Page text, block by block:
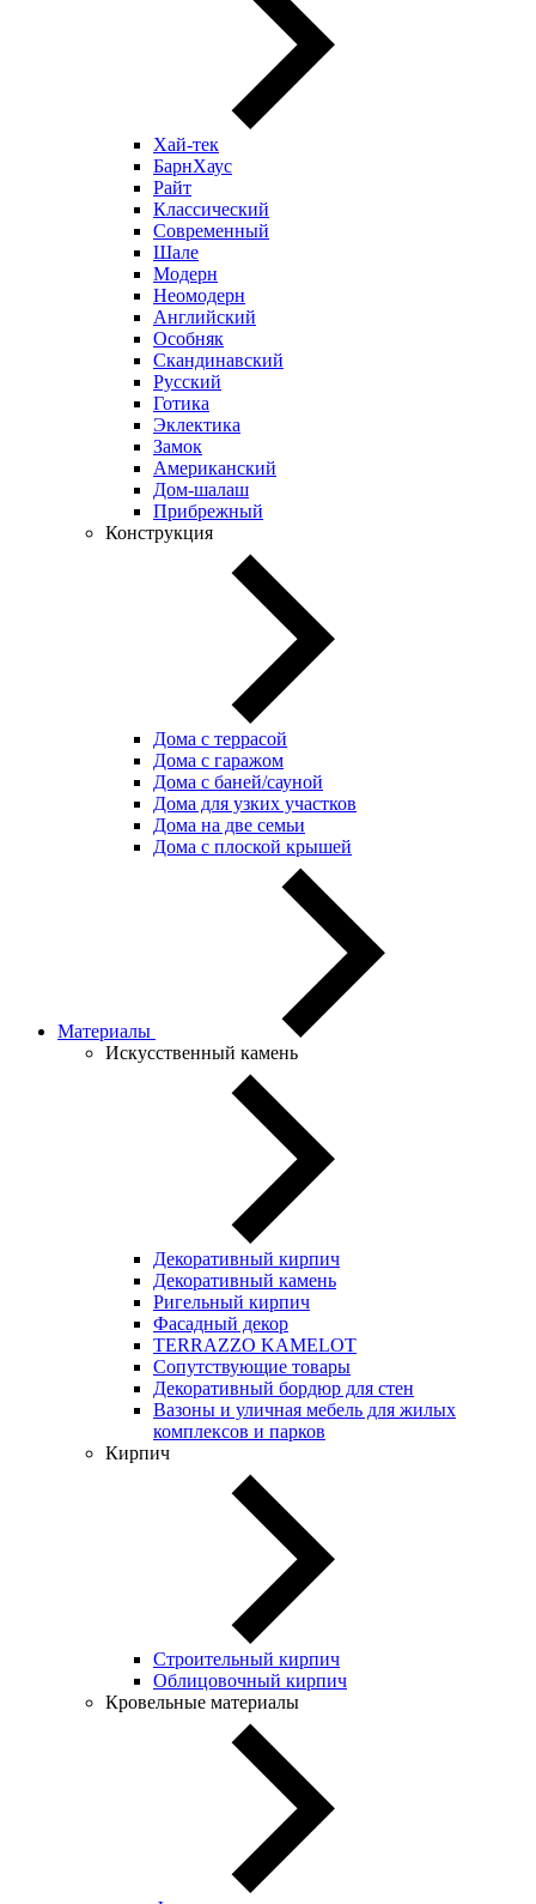
Хай-тек
БарнХаус
Райт
Классический
Современный
Шале
Модерн
Неомодерн
Английский
Особняк
Скандинавский
Русский
Готика
Эклектика
Замок
Американский
Дом-шалаш
Прибрежный
Конструкция
Дома с террасой
Дома с гаражом
Дома с баней/сауной
Дома для узких участков
Дома на две семьи
Дома с плоской крышей
Материалы
Искусственный камень
Декоративный кирпич
Декоративный камень
Ригельный кирпич
Фасадный декор
TERRAZZO KAMELOT
Сопутствующие товары
Декоративный бордюр для стен
Вазоны и уличная мебель для жилых
комплексов и парков
Кирпич
Строительный кирпич
Облицовочный кирпич
Кровельные материалы